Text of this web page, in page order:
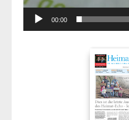
00:00